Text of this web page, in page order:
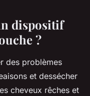
dispositif
?
des problèmes
et dessécher
cheveux rêches et